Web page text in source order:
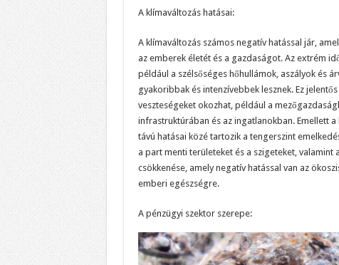
A klímaváltozás hatásai:
A klímaváltozás számos negatív hatással jár,
az emberek életét és a gazdaságot. Az extrém
például a szélsőséges hőhullámok, aszályok és
gyakoribbak és intenzívebbek lesznek. Ez
veszteségeket okozhat, például a
infrastruktúrában és az ingatlanokban. Emellett a
távú hatásai közé tartozik a tengerszint
a part menti területeket és a szigeteket, valamint
csökkenése, amely negatív hatással van az
emberi egészségre.
A pénzügyi szektor szerepe: